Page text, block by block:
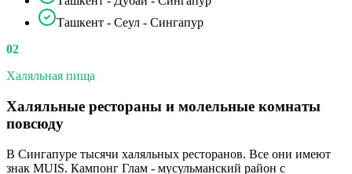
Ташкент - Сеул - Сингапур
02
Халяльная пища
Халяльные рестораны и молельные комнаты
повсюду
В Сингапуре тысячи халяльных ресторанов. Все они имеют
знак MUIS. Кампонг Глам - мусульманский район с